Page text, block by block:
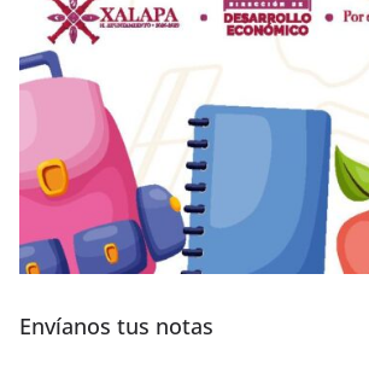
Envíanos tus notas